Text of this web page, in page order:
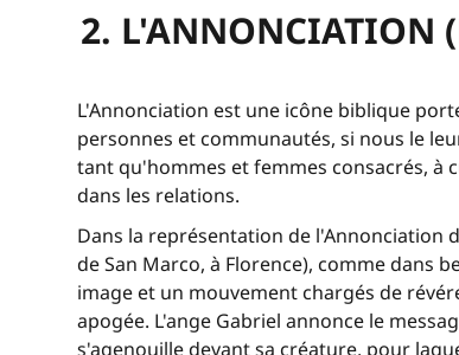
2.
L'Annonciation est une icône biblique
personnes et communautés, si nous le
tant qu'hommes et femmes consacrés, à
dans les relations.
Dans la représentation de l'Annonciation
de San Marco, à Florence), comme dans
image et un mouvement chargés de
apogée. L'ange Gabriel annonce le
s'agenouille devant sa créature, pour